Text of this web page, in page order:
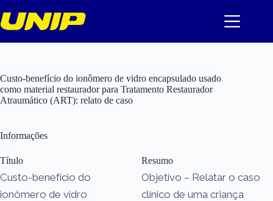
para
o
Custo-benefício do ionômero de vidro encapsulado usado
como material restaurador para Tratamento Restaurador
Atraumático (ART): relato de caso
Informações
Título
Custo-benefício do
ionômero de vidro
Resumo
Objetivo – Relatar o caso
clínico de uma criança